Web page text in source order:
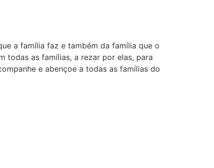
a família faz e também da família que o
todas as famílias, a rezar por elas, para
e abençoe a todas as famílias do